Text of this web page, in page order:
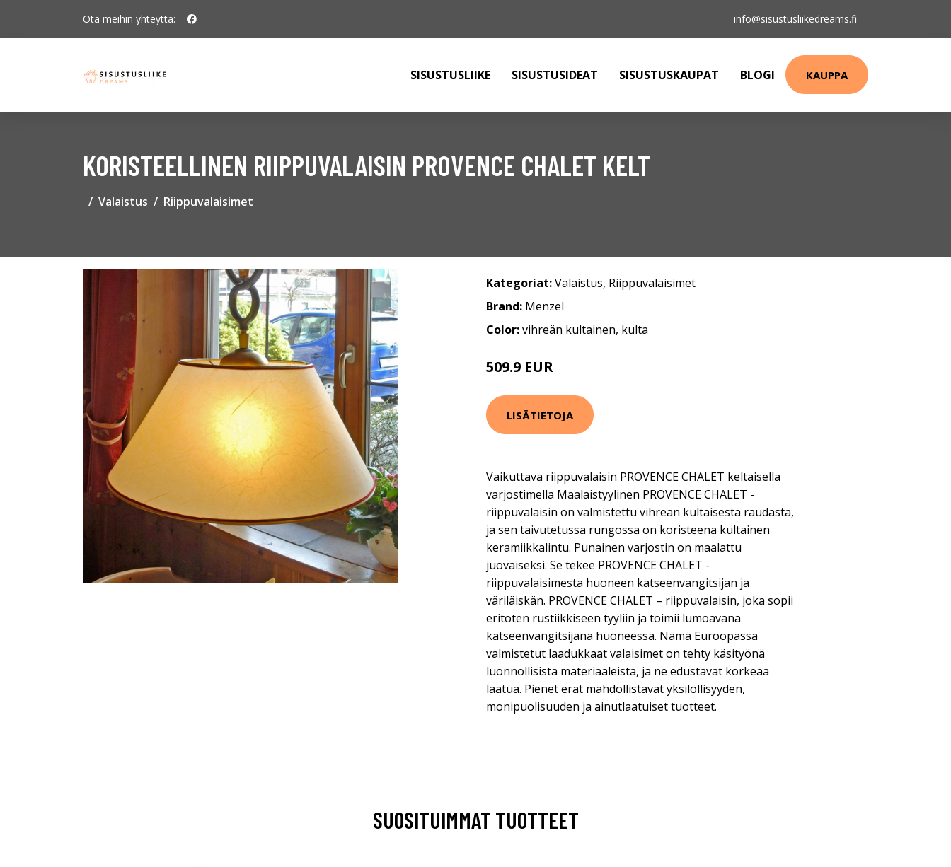
Ota meihin yhteyttä: info@sisustusliikedreams.fi
SISUSTUSLIIKE SISUSTUSIDEAT SISUSTUSKAUPAT BLOGI KAUPPA
KORISTEELLINEN RIIPPUVALAISIN PROVENCE CHALET KELT
Valaistus Riippuvalaisimet
Kategoriat:Valaistus, Riippuvalaisimet
Brand: Menzel
Color:vihreän kultainen, kulta
509.9 EUR
LISÄTIETOJA
Vaikuttava riippuvalaisin PROVENCE CHALET keltaisella
varjostimella Maalaistyylinen PROVENCE CHALET -
riippuvalaisin on valmistettu vihreän kultaisesta raudasta,
ja sen taivutetussa rungossa on koristeena kultainen
keramiikkalintu. Punainen varjostin on maalattu
juovaiseksi. Se tekee PROVENCE CHALET -
riippuvalaisimesta huoneen katseenvangitsijan ja
väriläiskän. PROVENCE CHALET – riippuvalaisin, joka sopii
eritoten rustiikkiseen tyyliin ja toimii lumoavana
katseenvangitsijana huoneessa. Nämä Euroopassa
valmistetut laadukkaat valaisimet on tehty käsityönä
luonnollisista materiaaleista, ja ne edustavat korkeaa
laatua. Pienet erät mahdollistavat yksilöllisyyden,
monipuolisuuden ja ainutlaatuiset tuotteet.
SUOSITUIMMAT TUOTTEET